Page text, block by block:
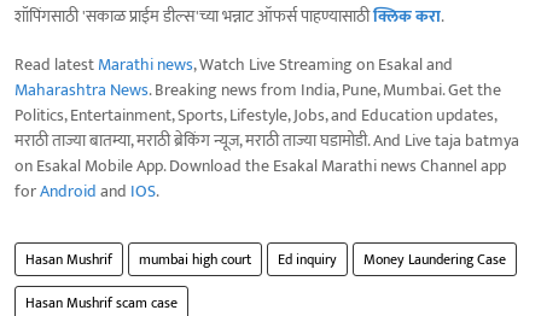
शॉपिंगसाठी 'सकाळ प्राईम डील्स'च्या भन्नाट ऑफर्स पाहण्यासाठीक्लिक करा.
Read latestMarathi news, Watch Live Streaming on Esakal and
Maharashtra News. Breaking news from India, Pune, Mumbai. Get the
Politics, Entertainment, Sports, Lifestyle, Jobs, and Education updates,
मराठी ताज्या बातम्या, मराठी ब्रेकिंग न्यूज, मराठी ताज्या घडामोडी. And Live taja batmya
on Esakal Mobile App. Download the Esakal Marathi news Channel app
forAndroidand IOS.
Hasan Mushrif mumbai high court Ed inquiry
Money Laundering Case
Hasan Mushrif scam case